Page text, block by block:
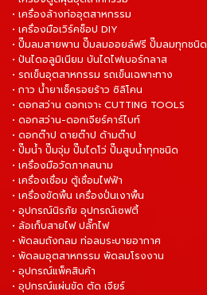
• เครื่องล้างท่ออุตสาหกรรม
• เครื่องมือเวิร์คช็อป DIY
• ปั๊มลมสายพาน ปั๊มลมออยล์ฟรี ปั๊มลมทุกชนิด
• ปันไดอลูมิเนียม บันไดไฟเบอร์กลาส
• รถเข็นอุตสาหกรรม รถเข็นเฉพาะทาง
• กาว น้ำยาเช็ครอยร้าว ซิลิโคน
• ดอกสว่าน ดอกเจาะ CUTTING TOOLS
• ดอกสว่าน-ดอกเจียร์คาร์ไบท์
• ดอกต๊าป ดายต๊าป ด้ามต๊าป
• ปั๊มน้ำ ปั๊มจุ่ม ปั๊มไดโว่ ปั๊มสูบน้ำทุกชนิด
• เครื่องมือวัดภาคสนาม
• เครื่องเชื่อม ตู้เชื่อมไฟฟ้า
• เครื่องขัดพื้น เครื่องปั่นเงาพื้น
• อุปกรณ์นิรภัย อุปกรณ์เซฟตี้
• ล้อเก็บสายไฟ ปลั๊กไฟ
• พัดลมถังกลม ท่อลมระบายอากาศ
• พัดลมอุตสาหกรรม พัดลมโรงงาน
• อุปกรณ์แพ็คสินค้า
• อุปกรณ์แผ่นขัด ตัด เจียร์